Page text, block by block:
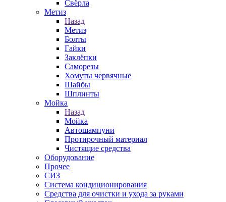
Свёрла
Метиз
Назад
Метиз
Болты
Гайки
Заклёпки
Саморезы
Хомуты червячные
Шайбы
Шплинты
Мойка
Назад
Мойка
Автошампуни
Протирочный материал
Чистящие средства
Оборудование
Прочее
СИЗ
Система кондиционирования
Средства для очистки и ухода за руками